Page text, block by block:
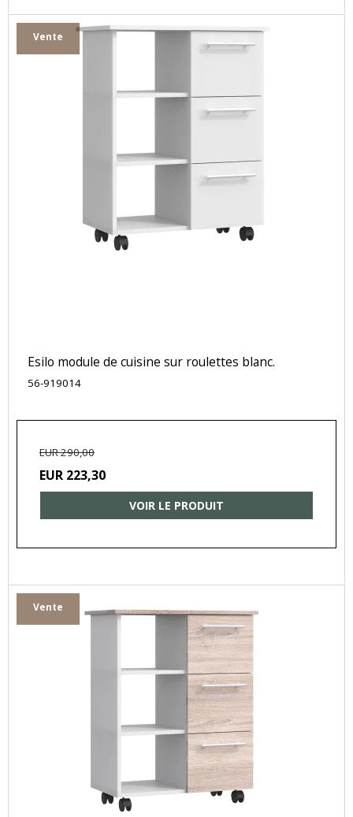
Vente
Esilo module de cuisine sur roulettes blanc.
56-919014
EUR 290,00
EUR 223,30
VOIR LE PRODUIT
Vente